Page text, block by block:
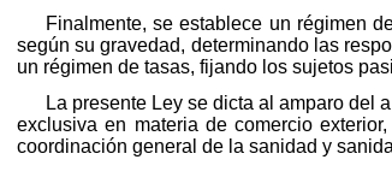
Finalmente, se establece un régimen
según su gravedad, determinando las
un régimen de tasas, fijando los sujetos
La presente Ley se dicta al amparo del
exclusiva en materia de comercio
coordinación general de la sanidad y